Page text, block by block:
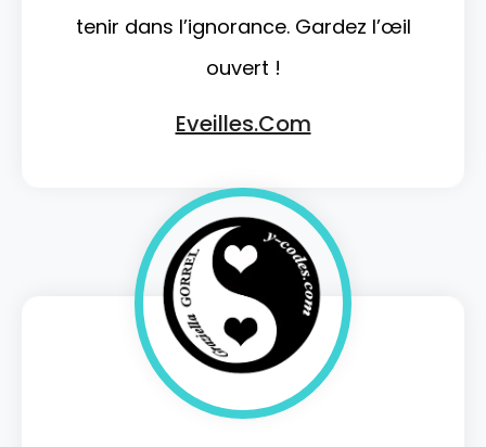
tenir dans l’ignorance. Gardez l’œil
ouvert !
Eveilles.com